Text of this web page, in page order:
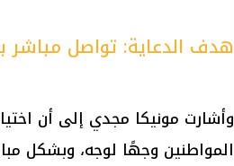
هدف الدعاية: تواصل مباشر
وأشارت مونيكا مجدي إلى أن
المواطنين وجهًا لوجه، وبشكل